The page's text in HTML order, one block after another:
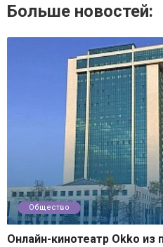
Больше новостей:
Общество
Онлайн-кинотеатр Okko из